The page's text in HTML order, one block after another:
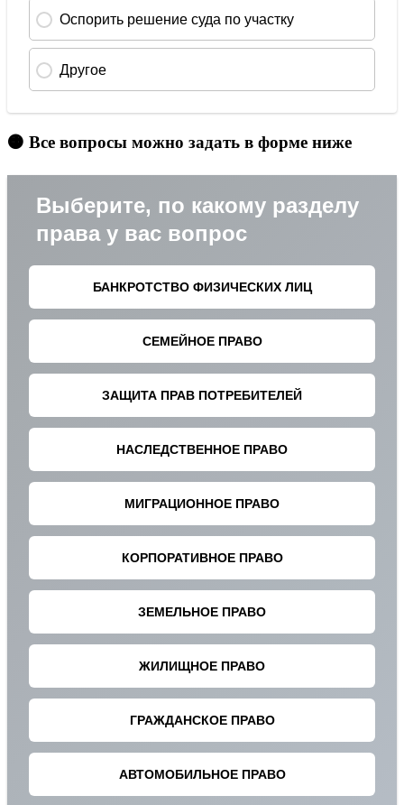
🟠 Все вопросы можно задать в форме ниже